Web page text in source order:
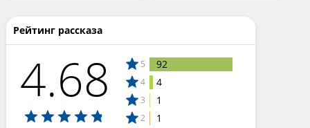
Рейтинг рассказа
4.68 5 92
4 4
3 1
2 1